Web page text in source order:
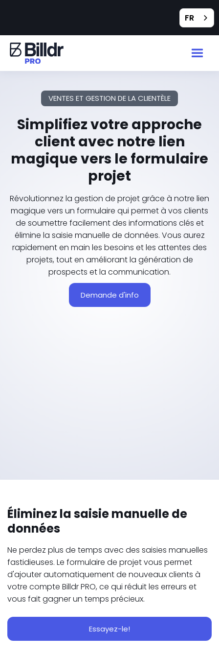
FR
VENTES ET GESTION DE LA CLIENTÈLE
Simplifiez votre approche
client avec notre lien
magique vers le formulaire
projet
Révolutionnez la gestion de projet grâce à notre lien
magique vers un formulaire qui permet à vos clients
de soumettre facilement des informations clés et
élimine la saisie manuelle de données. Vous aurez
rapidement en main les besoins et les attentes des
projets, tout en améliorant la génération de
prospects et la communication.
Demande d'info
Éliminez la saisie manuelle de
données
Ne perdez plus de temps avec des saisies manuelles
fastidieuses. Le formulaire de projet vous permet
d'ajouter automatiquement de nouveaux clients à
votre compte Billdr PRO, ce qui réduit les erreurs et
vous fait gagner un temps précieux.
Essayez-le!